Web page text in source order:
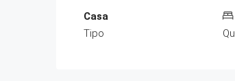
Casa
Tipo